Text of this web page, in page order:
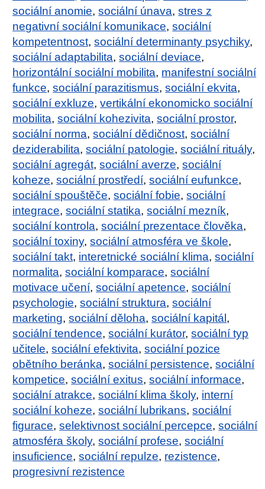
sociální anomie,sociální únava,stres z
negativní sociální komunikace,sociální
kompetentnost,sociální determinanty psychiky,
sociální adaptabilita,sociální deviace,
horizontální sociální mobilita, manifestní sociální
funkce,sociální parazitismus,sociální ekvita,
sociální exkluze,vertikální ekonomicko sociální
mobilita,sociální kohezivita,sociální prostor,
sociální norma,sociální dědičnost,sociální
deziderabilita,sociální patologie,sociální rituály,
sociální agregát,sociální averze,sociální
koheze,sociální prostředí,sociální eufunkce,
sociální spouštěče,sociální fobie,sociální
integrace,sociální statika,sociální mezník,
sociální kontrola,sociální prezentace člověka,
sociální toxiny,sociální atmosféra ve škole,
sociální takt, interetnické sociální klima,sociální
normalita,sociální komparace,sociální
motivace učení,sociální apetence,sociální
psychologie,sociální struktura,sociální
marketing,sociální děloha,sociální kapitál,
sociální tendence,sociální kurátor,sociální typ
učitele,sociální efektivita,sociální pozice
obětního beránka,sociální persistence,sociální
kompetice,sociální exitus,sociální informace,
sociální atrakce,sociální klima školy, interní
sociální koheze,sociální lubrikans,sociální
figurace,selektivnost sociální percepce,sociální
atmosféra školy,sociální profese,sociální
insuficience,sociální repulze, rezistence,
progresivní rezistence